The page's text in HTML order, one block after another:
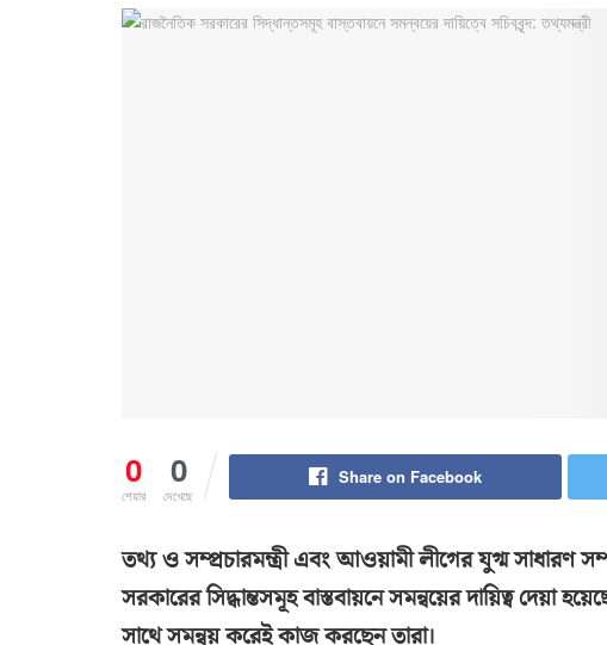
0
শেয়ার
0
দেখেছে
Share on Facebook
তথ্য ও সম্প্রচারমন্ত্রী এবং আওয়ামী লীগের যুগ্ম সাধারণ
সরকারের সিদ্ধান্তসমূহ বাস্তবায়নে সমন্বয়ের দায়িত্ব দেয়া
সাথে সমন্বয় করেই কাজ করছেন তারা।